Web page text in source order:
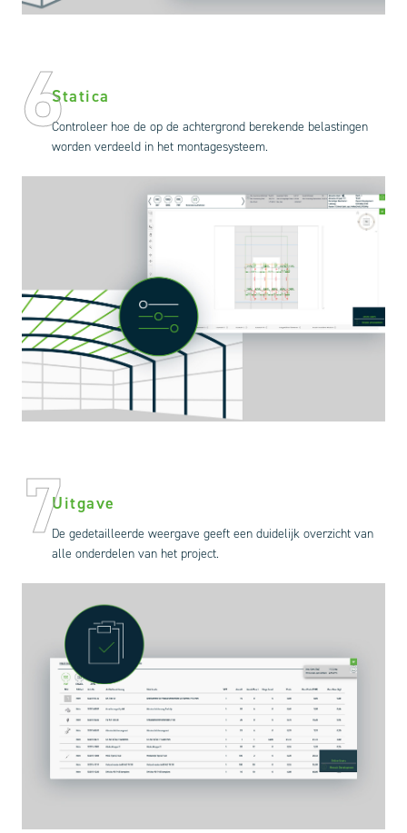
6Statica
Controleer hoe de op de achtergrond berekende belastingen
worden verdeeld in het montagesysteem.
7Uitgave
De gedetailleerde weergave geeft een duidelijk overzicht van
alle onderdelen van het project.